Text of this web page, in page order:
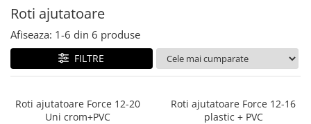
BICICLETE COPII
Pliabile
Rulmenti
Protectii cadru
Angrenaje
Anvelope & accesorii
Butuci pedalieri
Bidoane & Suporturi
Ciclocomputere/GPS
Cricuri si accesorii
Genti & Borsete
Lumini
Caciuli, sepci & bandane
Jachete
Manusi
Ochelari
Pantofi
Roti ajutatoare
Afiseaza: 1-6 din 6 produse
FILTRE
Roti ajutatoare Force 12-20
Uni crom+PVC
Roti ajutatoare Force 12-16
plastic + PVC